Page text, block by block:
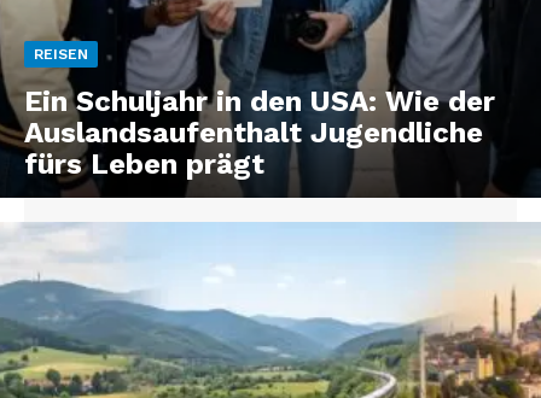
REISEN
Ein Schuljahr in den USA: Wie der
Auslandsaufenthalt Jugendliche
fürs Leben prägt